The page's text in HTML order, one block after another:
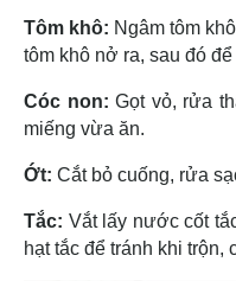
Tôm khô: Ngâm tôm
tôm khô nở ra, sau đó để
Cóc non: Gọt vỏ, rửa
miếng vừa ăn.
Ớt: Cắt bỏ cuống, rửa
Tắc: Vắt lấy nước cốt
hạt tắc để tránh khi trộn,